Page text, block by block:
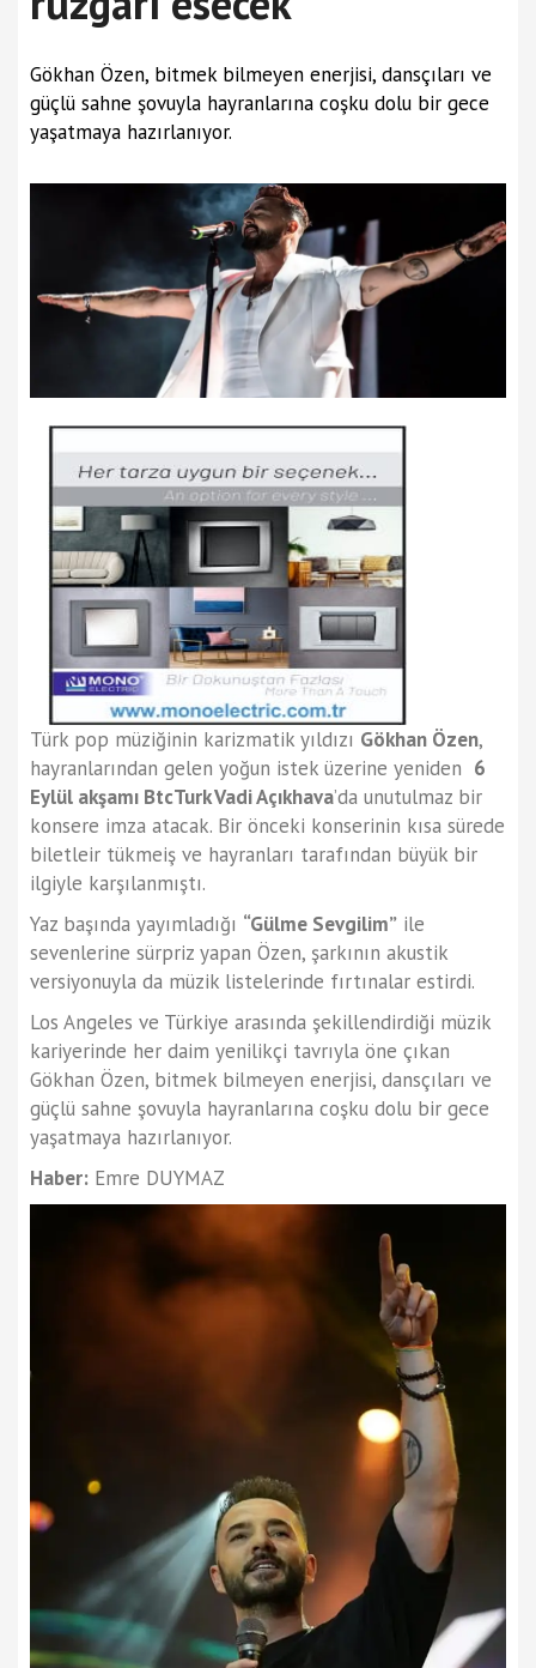
Gökhan Özen, bitmek bilmeyen enerjisi, dansçıları ve
güçlü sahne şovuyla hayranlarına coşku dolu bir gece
yaşatmaya hazırlanıyor.
Türk pop müziğinin karizmatik yıldızı Gökhan Özen,
hayranlarından gelen yoğun istek üzerine yeniden 6
Eylül akşamı BtcTurk Vadi Açıkhava’da unutulmaz bir
konsere imza atacak. Bir önceki konserinin kısa sürede
biletleir tükmeiş ve hayranları tarafından büyük bir
ilgiyle karşılanmıştı.
Yaz başında yayımladığı “Gülme Sevgilim” ile
sevenlerine sürpriz yapan Özen, şarkının akustik
versiyonuyla da müzik listelerinde fırtınalar estirdi.
Los Angeles ve Türkiye arasında şekillendirdiği müzik
kariyerinde her daim yenilikçi tavrıyla öne çıkan
Gökhan Özen, bitmek bilmeyen enerjisi, dansçıları ve
güçlü sahne şovuyla hayranlarına coşku dolu bir gece
yaşatmaya hazırlanıyor.
Haber: Emre DUYMAZ